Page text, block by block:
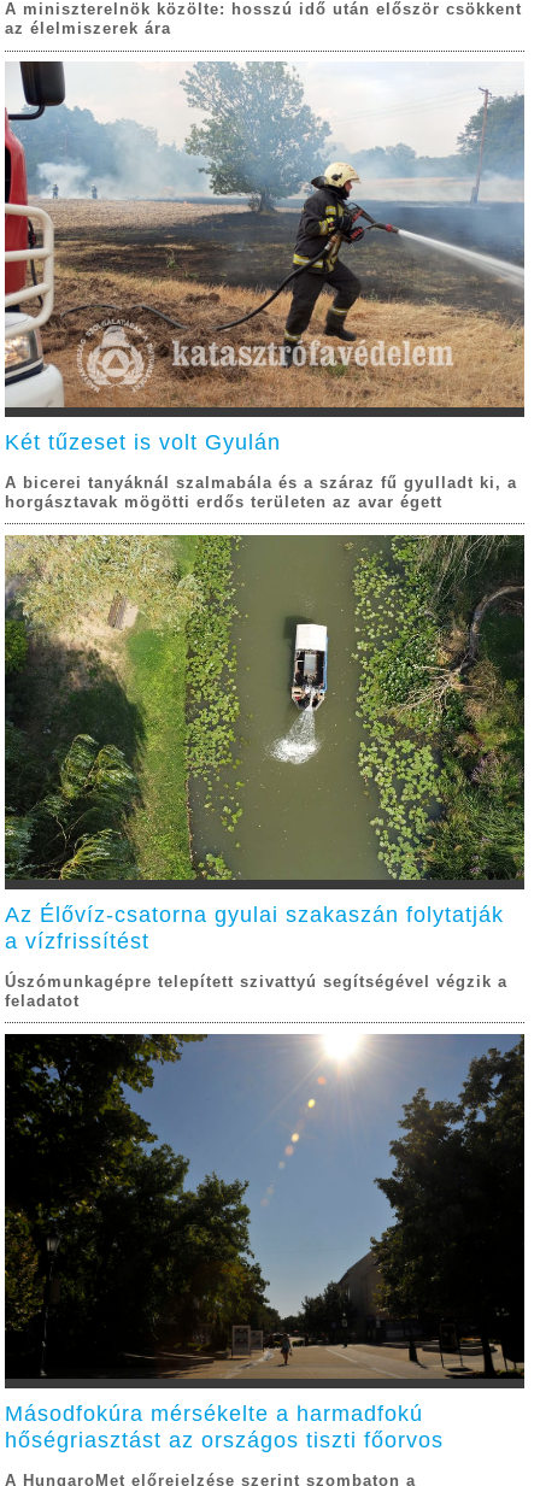
A miniszterelnök közölte: hosszú idő után először csökkent
az élelmiszerek ára
Két tűzeset is volt Gyulán
A bicerei tanyáknál szalmabála és a száraz fű gyulladt ki, a
horgásztavak mögötti erdős területen az avar égett
Az Élővíz-csatorna gyulai szakaszán folytatják
a vízfrissítést
Úszómunkagépre telepített szivattyú segítségével végzik a
feladatot
Másodfokúra mérsékelte a harmadfokú
hőségriasztást az országos tiszti főorvos
A HungaroMet előrejelzése szerint szombaton a